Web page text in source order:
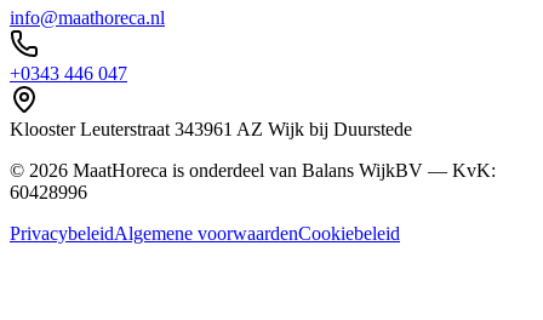
info@maathoreca.nl
+0343 446 047
Klooster Leuterstraat 343961 AZ Wijk bij Duurstede
© 2026 MaatHoreca is onderdeel van Balans WijkBV — KvK:
60428996
PrivacybeleidAlgemene voorwaardenCookiebeleid